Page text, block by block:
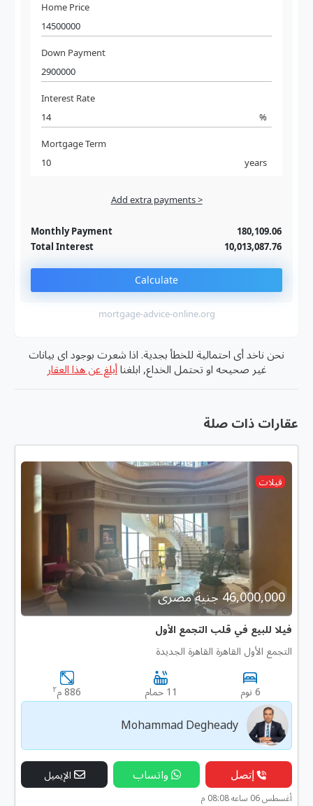
Home Price
Down Payment
Interest Rate
%
Mortgage Term
years
Add extra payments >
Monthly Payment
180,109.06
Total Interest
10,013,087.76
Calculate
mortgage-advice-online.org
نحن ناخد أى احتمالية للخطأ بجدية. اذا شعرت بوجود اى بيانات
غير صحيحه او تحتمل الخداع, ابلغنا أبلغ عن هذا العقار
عقارات ذات صلة
فيلات
46,000,000 جنية مصرى
فيلا للبيع في قلب التجمع الأول
التجمع الأول القاهرة القاهرة الجديدة
6 نوم 11 حمام 886 م ٢
Mohammad Degheady
إتصل واتساب الإيميل
أغسطس 06 ساعه 08:08 م